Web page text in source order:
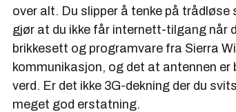
over alt. Du slipper å tenke på
gjør at du ikke får internett-tilgang når
brikkesett og programvare fra Sierra
kommunikasjon, og det at antennen er
verd. Er det ikke 3G-dekning der du
meget god erstatning.